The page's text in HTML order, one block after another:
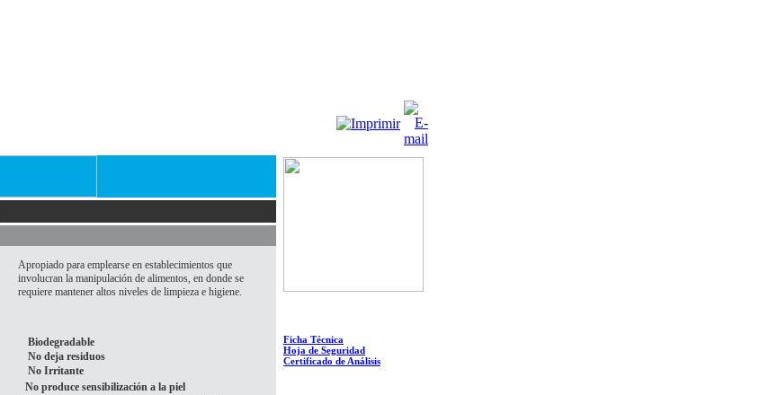
Apropiado para emplearse en establecimientos que
involucran la manipulación de alimentos, en donde se
requiere mantener altos niveles de limpieza e higiene.
Biodegradable
No deja residuos
No Irritante
No produce sensibilización a la piel
Ficha Técnica
Hoja de Seguridad
Certificado de Análisis